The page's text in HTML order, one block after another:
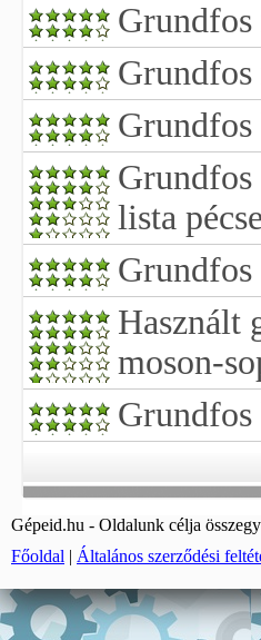
lista
Használt
moson-
Gépeid.hu - Oldalunk célja
Főoldal | Általános szerződési